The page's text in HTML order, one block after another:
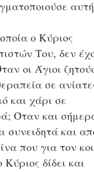
ο Κύριος
Του, δεν
οι Άγιοι
σε
και χάρι σε
Όταν και
συνειδητά και
που για τον
δίδει και